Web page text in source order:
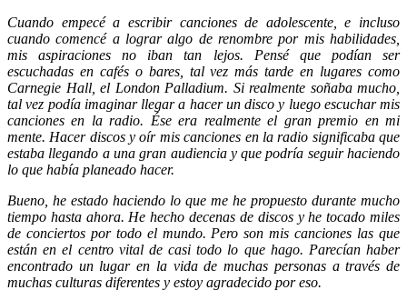
Cuando empecé a escribir canciones de adolescente, e incluso
cuando comencé a lograr algo de renombre por mis habilidades,
mis aspiraciones no iban tan lejos. Pensé que podían ser
escuchadas en cafés o bares, tal vez más tarde en lugares como
Carnegie Hall, el London Palladium. Si realmente soñaba mucho,
tal vez podía imaginar llegar a hacer un disco y luego escuchar mis
canciones en la radio. Ése era realmente el gran premio en mi
mente. Hacer discos y oír mis canciones en la radio significaba que
estaba llegando a una gran audiencia y que podría seguir haciendo
lo que había planeado hacer.
Bueno, he estado haciendo lo que me he propuesto durante mucho
tiempo hasta ahora. He hecho decenas de discos y he tocado miles
de conciertos por todo el mundo. Pero son mis canciones las que
están en el centro vital de casi todo lo que hago. Parecían haber
encontrado un lugar en la vida de muchas personas a través de
muchas culturas diferentes y estoy agradecido por eso.